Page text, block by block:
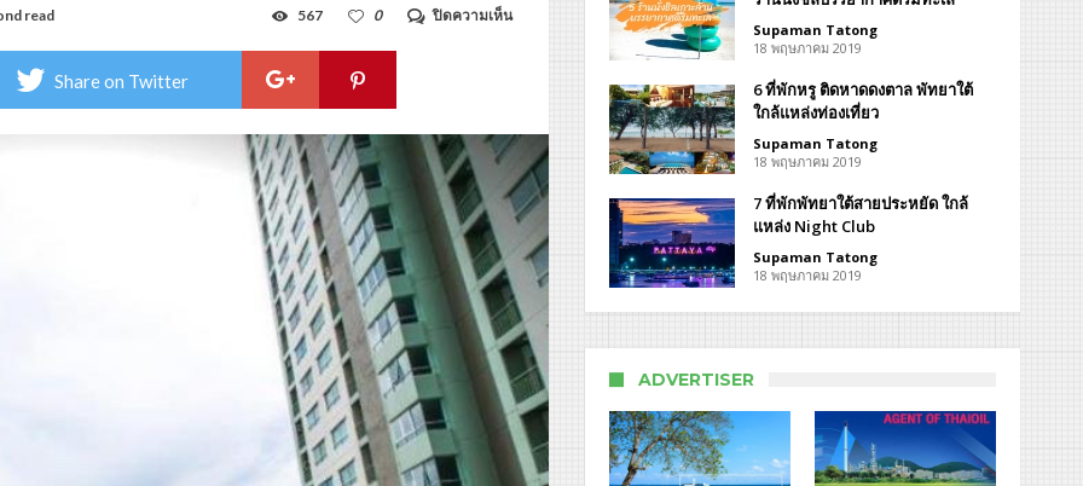
read ปิดความเห็นบน
เทียน
บาย
แตร
นด์
–
Lumpini
Seaview
Jomtien
by
Strand
0
567
Share on Twitter
Supaman Tatong
18 พฤษภาคม 2019
6 ที่พักหรู ติดหาดดงตาล พัทยาใต้
ใกล้แหล่งท่องเที่ยว
Supaman Tatong
18 พฤษภาคม 2019
7 ที่พักพัทยาใต้สายประหยัด ใกล้
แหล่ง Night Club
Supaman Tatong
18 พฤษภาคม 2019
ADVERTISER